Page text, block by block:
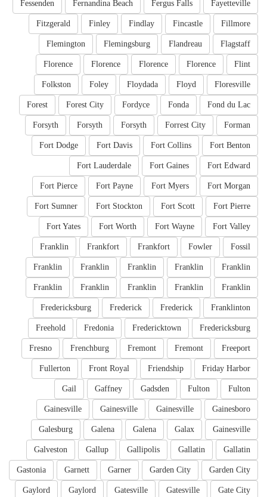
Fayetteville
Fergus Falls
Fernandina Beach
Fessenden
Fillmore
Fincastle
Findlay
Finley
Fitzgerald
Flagstaff
Flandreau
Flemingsburg
Flemington
Flint
Florence
Florence
Florence
Florence
Floresville
Floyd
Floydada
Foley
Folkston
Fond du Lac
Fonda
Fordyce
Forest City
Forest
Forman
Forrest City
Forsyth
Forsyth
Forsyth
Fort Benton
Fort Collins
Fort Davis
Fort Dodge
Fort Edward
Fort Gaines
Fort Lauderdale
Fort Morgan
Fort Myers
Fort Payne
Fort Pierce
Fort Pierre
Fort Scott
Fort Stockton
Fort Sumner
Fort Valley
Fort Wayne
Fort Worth
Fort Yates
Fossil
Fowler
Frankfort
Frankfort
Franklin
Franklin
Franklin
Franklin
Franklin
Franklin
Franklin
Franklin
Franklin
Franklin
Franklin
Franklinton
Frederick
Frederick
Fredericksburg
Fredericksburg
Fredericktown
Fredonia
Freehold
Freeport
Fremont
Fremont
Frenchburg
Fresno
Friday Harbor
Friendship
Front Royal
Fullerton
Fulton
Fulton
Gadsden
Gaffney
Gail
Gainesboro
Gainesville
Gainesville
Gainesville
Gainesville
Galax
Galena
Galena
Galesburg
Gallatin
Gallatin
Gallipolis
Gallup
Galveston
Garden City
Garden City
Garner
Garnett
Gastonia
Gate City
Gatesville
Gatesville
Gaylord
Gaylord